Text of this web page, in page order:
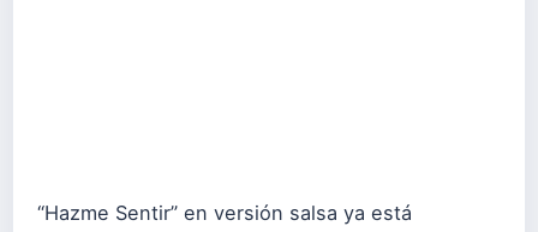
“Hazme Sentir” en versión salsa ya está